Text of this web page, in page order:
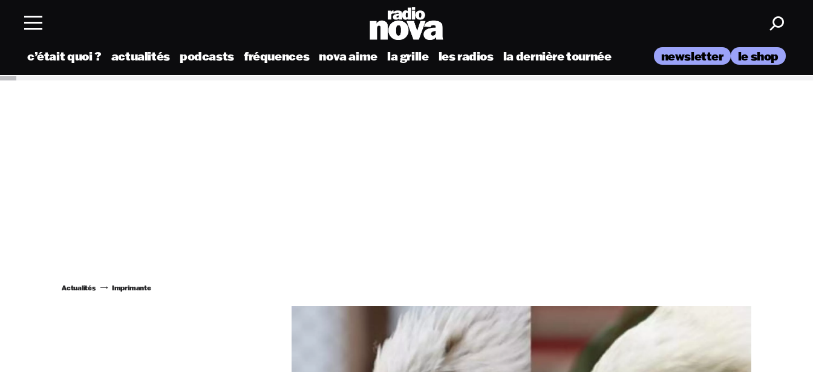
c’était quoi ? actualités podcasts fréquences nova aime la grille les radios la dernière tournée newsletter le shop
Actualités Imprimante